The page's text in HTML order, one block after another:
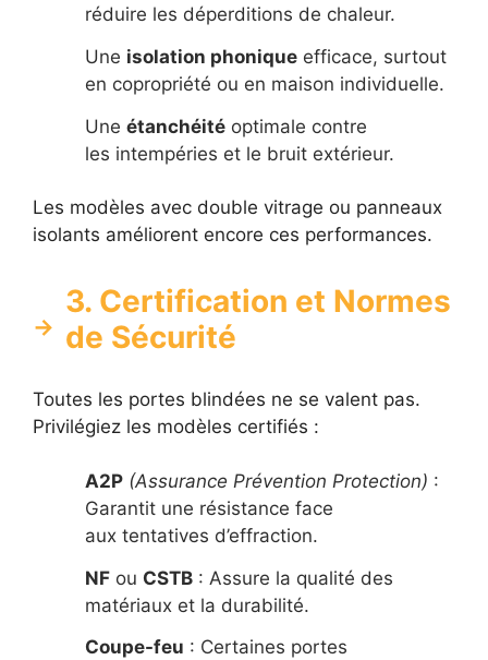
réduire les déperditions de chaleur.
Une isolation phonique efficace, surtout
en copropriété ou en maison individuelle.
Une étanchéité optimale contre
les intempéries et le bruit extérieur.
Les modèles avec double vitrage ou panneaux
isolants améliorent encore ces performances.
3. Certification et Normes
de Sécurité
Toutes les portes blindées ne se valent pas.
Privilégiez les modèles certifiés :
A2P (Assurance Prévention Protection) :
Garantit une résistance face
aux tentatives d’effraction.
NF ou CSTB : Assure la qualité des
matériaux et la durabilité.
Coupe-feu : Certaines portes